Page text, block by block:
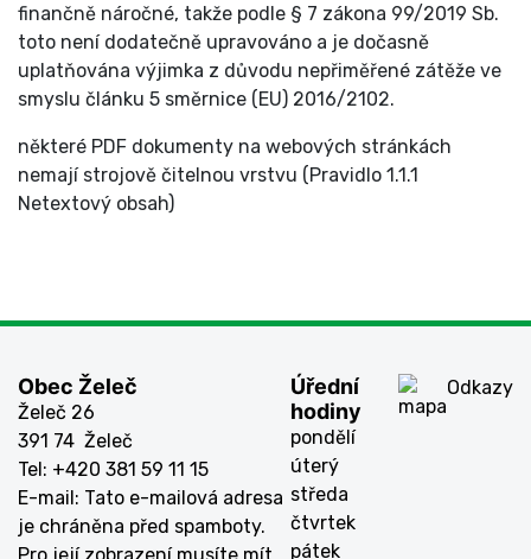
finančně náročné, takže podle § 7 zákona 99/2019 Sb.
toto není dodatečně upravováno a je dočasně
uplatňována výjimka z důvodu nepřiměřené zátěže ve
smyslu článku 5 směrnice (EU) 2016/2102.
některé PDF dokumenty na webových stránkách
nemají strojově čitelnou vrstvu (Pravidlo 1.1.1
Netextový obsah)
Obec Želeč
Želeč 26
391 74 Želeč
Tel: +420 381 59 11 15
E-mail: Tato e-mailová adresa
je chráněna před spamboty.
Úřední
hodiny
pondělí
úterý
středa
čtvrtek
pátek
Odkazy